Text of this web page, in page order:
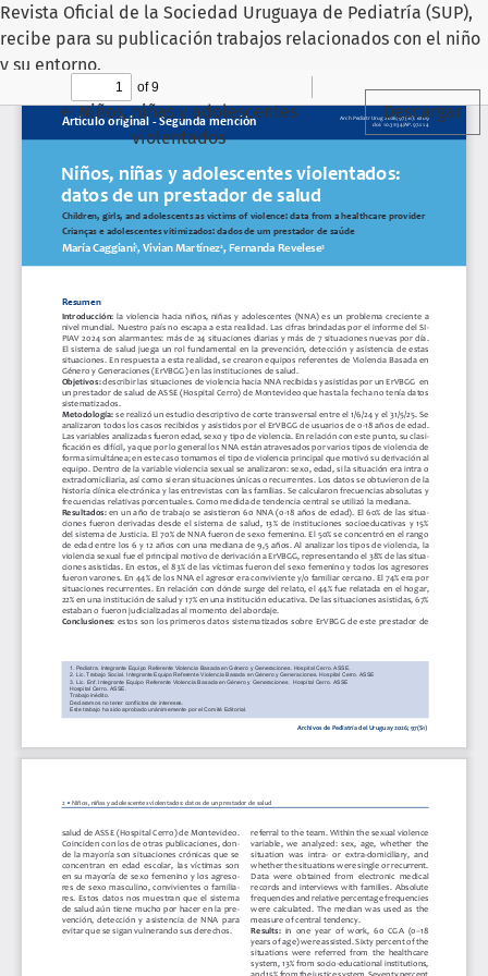
Revista Oficial de la Sociedad Uruguaya de Pediatría (SUP),
recibe para su publicación trabajos relacionados con el niño
y su entorno.
←Volver a los detalles del artículo
Niños, niñas y adolescentes
violentados
Descargar